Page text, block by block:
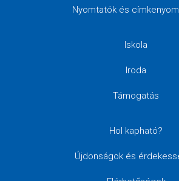
Nyomtatók és
Iskola
Iroda
Támogatás
Hol kapható?
Újdonságok és